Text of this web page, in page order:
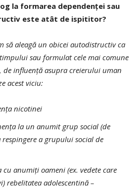
la formarea dependenței sau
este atât de ispititor?
să aleagă un obicei autodistructiv ca
sau formulat cele mai comune
influență asupra creierului uman
acest viciu:
nicotinei
la un anumit grup social (de
a grupului social de
anumiți oameni (ex. vedete care
rebelitatea adolescentină –